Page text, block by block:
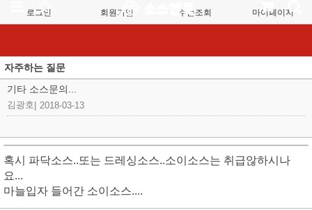
로그인 회원가입 주문조회 마이페이지
자주하는 질문
기타 소스문의...
김광호 2018-03-13
혹시 파닥소스..또는 드레싱소스..소이소스는 취급않하시나
요...
마늘입자 들어간 소이소스....